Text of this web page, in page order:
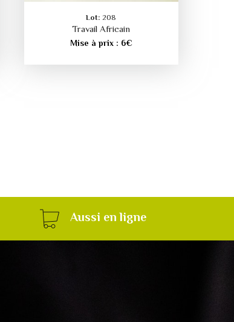
Lot: 208
Travail Africain
Mise à prix : 6€
Aussi en ligne